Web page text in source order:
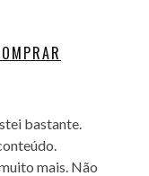
bastante.
mais. Não